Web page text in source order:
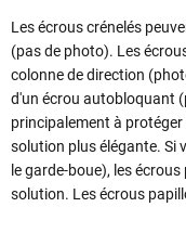
Les écrous crénelés
(pas de photo). Les
colonne de direction
d'un écrou autobloquant
principalement à
solution plus élégante. Si
le garde-boue), les
solution. Les écrous